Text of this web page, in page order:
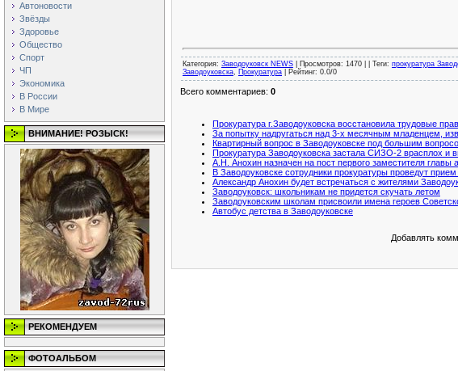
Автоновости
Звёзды
Здоровье
Общество
Спорт
ЧП
Экономика
В России
В Мире
ВНИМАНИЕ! РОЗЫСК!
РЕКОМЕНДУЕМ
ФОТОАЛЬБОМ
Категория: Заводоуковск NEWS Просмотров: 1470 | | Теги: прокуратура
Заводоуковска, Прокуратура Рейтинг: 0.0/0
Всего комментариев: 0
Прокуратура г.Заводоуковска восстановила трудовые
За попытку надругаться над 3-х месячным младенцем,
Квартирный вопрос в Заводоуковске под большим
Прокуратура Заводоуковска застала СИЗО-2 врасплох и
А.Н. Анохин назначен на пост первого заместителя главы
В Заводоуковске сотрудники прокуратуры проведут
Александр Анохин будет встречаться с жителями
Заводоуковск: школьникам не придется скучать летом
Заводоуковским школам присвоили имена героев
Автобус детства в Заводоуковске
Добавлять